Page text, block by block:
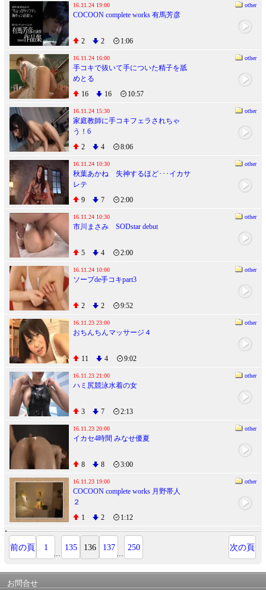
16.11.24 19:00 other
COCOON complete works 有馬芳彦
2 2 1:06
16.11.24 16:00 other
手コキで抜いて手についた精子を舐
めとる
16
16 10:57
16.11.24 15:30 other
家庭教師に手コキフェラされちゃ
う！6
2
4 8:06
16.11.24 10:30 other
秋葉あかね 失神するほど･･･イカサ
レテ
9
7 2:00
16.11.24 10:30 other
市川まさみ SODstar debut
5 4 2:00
16.11.24 10:00 other
ソープde手コキpart3
2 2 9:52
16.11.23 23:00 other
おちんちんマッサージ４
11 4 9:02
16.11.23 21:00 other
ハミ尻競泳水着の女
3 7 2:13
16.11.23 20:00 other
イカセ4時間 みなせ優夏
8 8 3:00
16.11.23 19:00 other
COCOON complete works 月野帯人
２
1
2 1:12
前の頁 1
...
135 136 137
...
250 次の頁
お問合せ